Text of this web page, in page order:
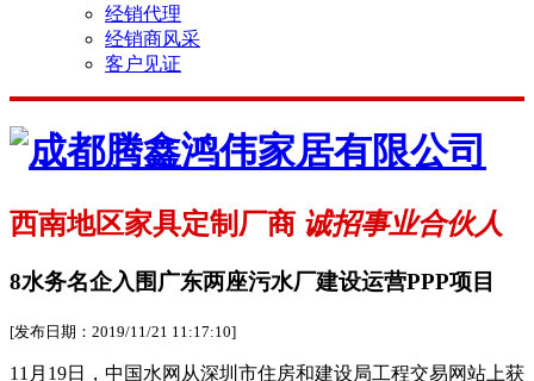
经销代理
经销商风采
客户见证
西南地区家具定制厂商 诚招事业合伙人
8水务名企入围广东两座污水厂建设运营PPP项目
[发布日期：2019/11/21 11:17:10]
11月19日，中国水网从深圳市住房和建设局工程交易网站上获